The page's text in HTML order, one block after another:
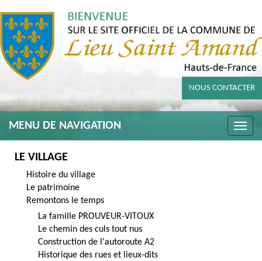
NOUS CONTACTER
Toggle
MENU DE NAVIGATION
LE VILLAGE
Histoire du village
Le patrimoine
Remontons le temps
La famille PROUVEUR-VITOUX
Le chemin des culs tout nus
Construction de l'autoroute A2
Historique des rues et lieux-dits